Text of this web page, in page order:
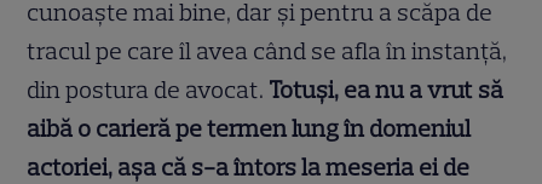
cunoaște mai bine, dar și pentru a scăpa de
tracul pe care îl avea când se afla în instanță,
din postura de avocat. Totuși, ea nu a vrut să
aibă o carieră pe termen lung în domeniul
actoriei, așa că s-a întors la meseria ei de